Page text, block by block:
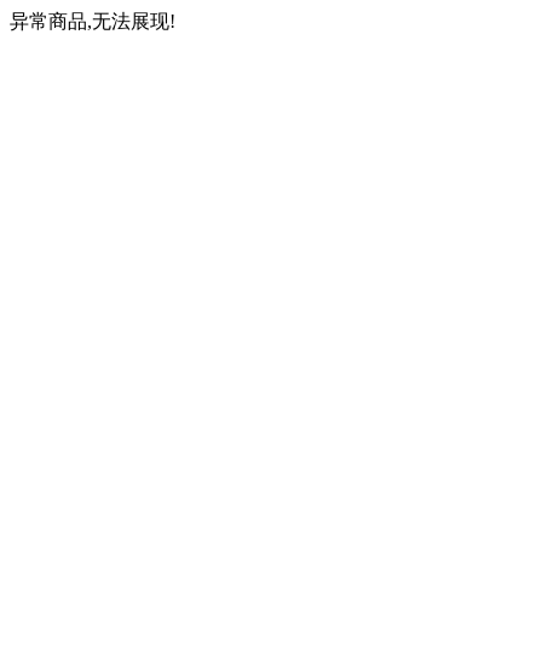
异常商品,无法展现!